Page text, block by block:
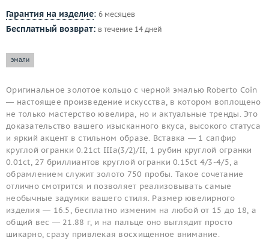
Гарантия на изделие: 6 месяцев
Бесплатный возврат: в течение 14 дней
эмали
Оригинальное золотое кольцо с черной эмалью Roberto Coin
— настоящее произведение искусства, в котором воплощено
не только мастерство ювелира, но и актуальные тренды. Это
доказательство вашего изысканного вкуса, высокого статуса
и яркий акцент в стильном образе. Вставка — 1 сапфир
круглой огранки 0.21ct IIIa(3/2)/II, 1 рубин круглой огранки
0.01ct, 27 бриллиантов круглой огранки 0.15ct 4/3-4/5, а
обрамлением служит золото 750 пробы. Такое сочетание
отлично смотрится и позволяет реализовывать самые
необычные задумки вашего стиля. Размер ювелирного
изделия — 16.5, бесплатно изменим на любой от 15 до 18, а
общий вес — 21.88 г, и на пальце оно выглядит просто
шикарно, сразу привлекая восхищенное внимание.